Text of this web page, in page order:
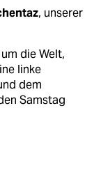
, unserer
die Welt,
linke
dem
Samstag